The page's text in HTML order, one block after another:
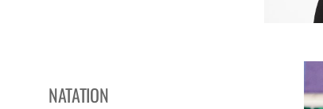
NATATION